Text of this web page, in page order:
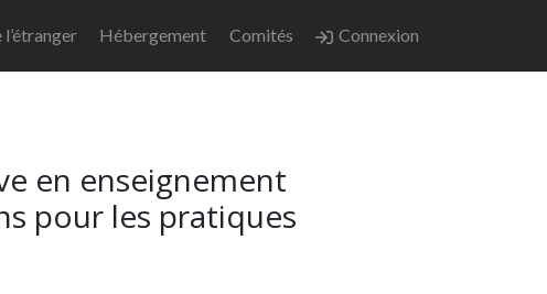
l’étranger Hébergement Comités Connexion
en enseignement
pour les pratiques